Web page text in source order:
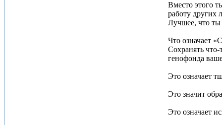
Вместо этого
работу других
Лучшее, что ты
Что означает
Сохранять
генофонда
Это означает
Это значит
Это означает